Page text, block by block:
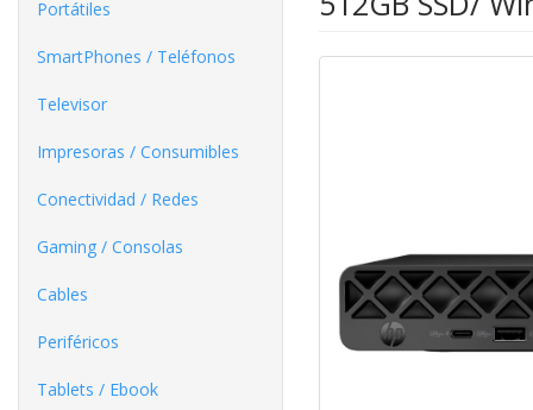
Portátiles
SmartPhones / Teléfonos
Televisor
Impresoras / Consumibles
Conectividad / Redes
Gaming / Consolas
Cables
Periféricos
Tablets / Ebook